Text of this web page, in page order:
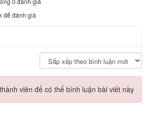
để đánh giá
viên để có thể bình luận bài viết này